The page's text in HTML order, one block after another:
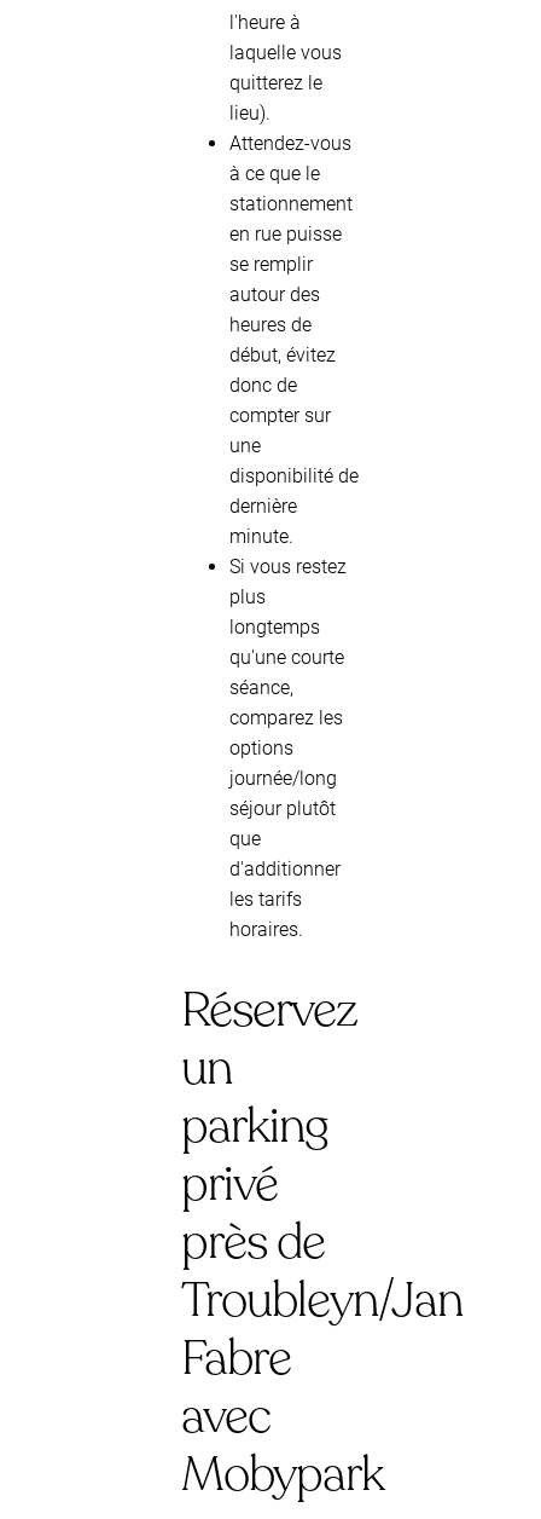
l'heure à
laquelle vous
quitterez le
lieu).
Attendez-vous
à ce que le
stationnement
en rue puisse
se remplir
autour des
heures de
début, évitez
donc de
compter sur
une
disponibilité de
dernière
minute.
Si vous restez
plus
longtemps
qu'une courte
séance,
comparez les
options
journée/long
séjour plutôt
que
d'additionner
les tarifs
horaires.
Réservez
un
parking
privé
près de
Troubleyn/Jan
Fabre
avec
Mobypark